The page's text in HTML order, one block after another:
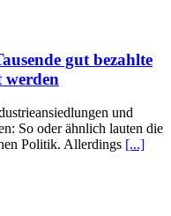
gut bezahlte
werden
und
So oder ähnlich lauten die
Politik. Allerdings [...]